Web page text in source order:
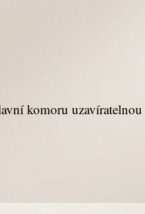
komoru